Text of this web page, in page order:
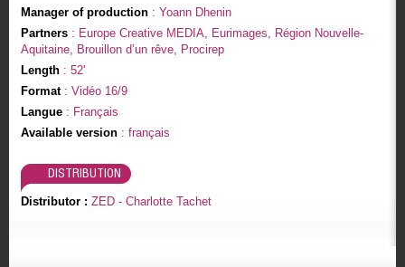
Manager of production: Yoann Dhenin
Partners: Europe Creative MEDIA, Eurimages, Région Nouvelle-
Aquitaine, Brouillon d’un rêve, Procirep
Length: 52'
Format: Vidéo 16/9
Langue: Français
Available version: français
DISTRIBUTION
Distributor : ZED - Charlotte Tachet